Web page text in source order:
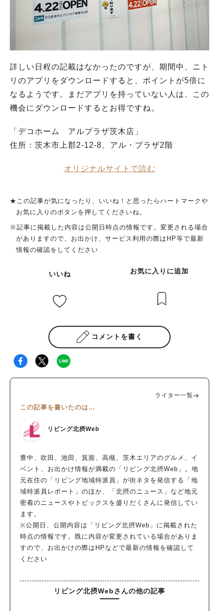
詳しい日程の記載はなかったのですが、期間中、ニト
リのアプリをダウンロードすると、ポイントが5倍に
なるようです。まだアプリを持っていない人は、この
機会にダウンロードするとお得ですね。
「デコホーム アルプラザ茨木店」
住所：茨木市上郡2-12-8、アル・プラザ2階
オリジナルサイトで読む
★この記事が気になったり、いいね！と思ったらハートマークや
お気に入りのボタンを押してくださいね。
※記事に掲載した内容は公開日時点の情報です。変更される場合
がありますので、お出かけ、サービス利用の際はHP等で最新
情報の確認をしてください
いいね お気に入りに追加
コメントを書く
ライター一覧
この記事を書いたのは…
リビング北摂Web
豊中、吹田、池田、箕面、高槻、茨木エリアのグルメ、イ
ベント、お出かけ情報が満載の「リビング北摂Web」。地
元在住の「リビング地域特派員」が街ネタを発信する「地
域特派員レポート」のほか、「北摂のニュース」など地元
密着のニュースやトピックスを盛りだくさんに発信してい
ます。
※公開日、公開内容は「リビング北摂Web」に掲載された
時点の情報です。既に内容が変更されている場合がありま
すので、お出かけの際はHPなどで最新の情報を確認して
ください
リビング北摂Webさんの他の記事